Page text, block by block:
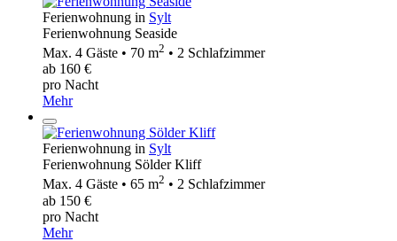
Ferienwohnung in Sylt
Ferienwohnung Seaside
Max. 4 Gäste • 70 m2 • 2 Schlafzimmer
ab 160 €
pro Nacht
Mehr
Ferienwohnung in Sylt
Ferienwohnung Sölder Kliff
Max. 4 Gäste • 65 m2 • 2 Schlafzimmer
ab 150 €
pro Nacht
Mehr